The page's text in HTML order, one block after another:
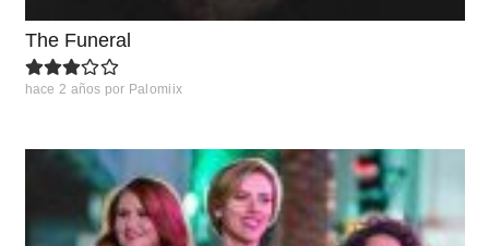
The Funeral
hace 2 años por Palomiix